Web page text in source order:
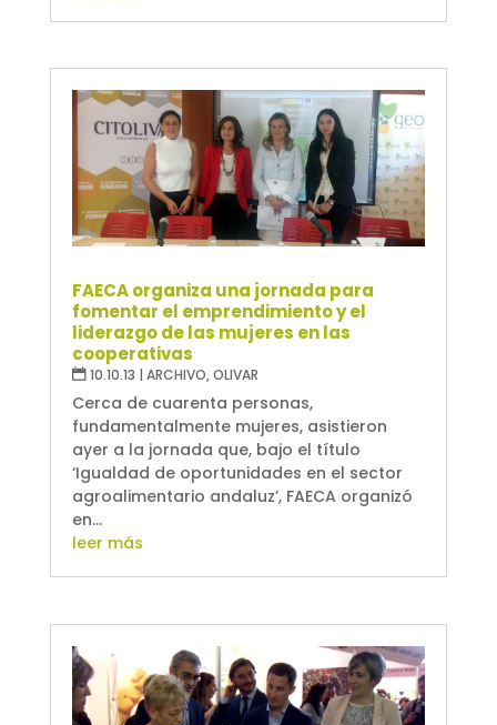
FAECA organiza una jornada para
fomentar el emprendimiento y el
liderazgo de las mujeres en las
cooperativas
10.10.13 | ARCHIVO,OLIVAR
Cerca de cuarenta personas,
fundamentalmente mujeres, asistieron
ayer a la jornada que, bajo el título
‘Igualdad de oportunidades en el sector
agroalimentario andaluz’, FAECA organizó
en...
leer más